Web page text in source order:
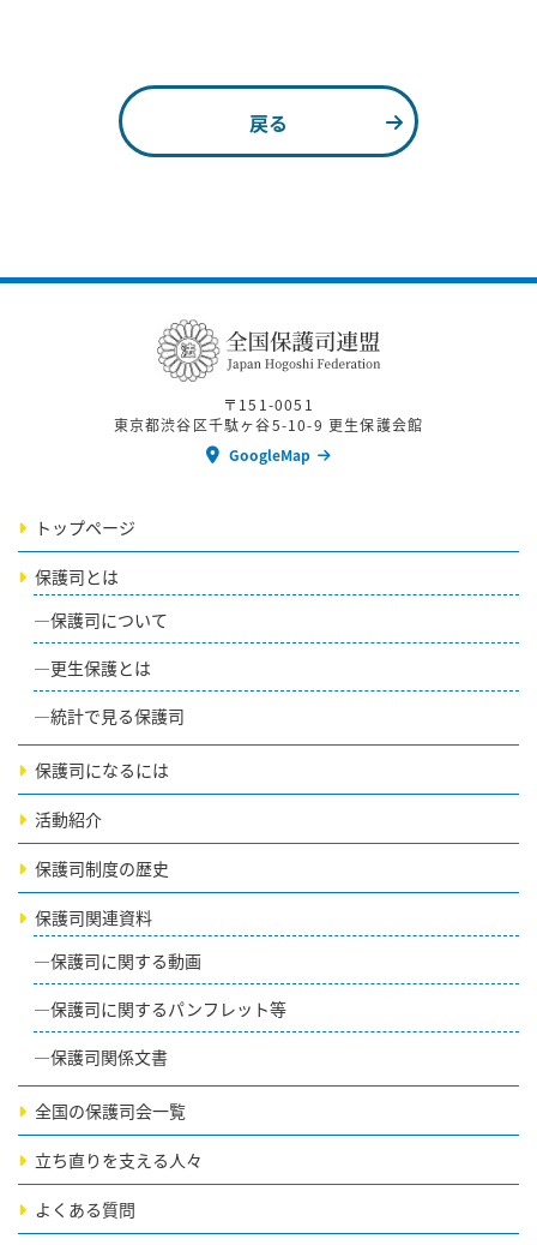
戻る
〒151-0051
東京都渋谷区千駄ヶ谷5-10-9 更生保護会館
GoogleMap
トップページ
保護司とは
保護司について
更生保護とは
統計で見る保護司
保護司になるには
活動紹介
保護司制度の歴史
保護司関連資料
保護司に関する動画
保護司に関するパンフレット等
保護司関係文書
全国の保護司会一覧
立ち直りを支える人々
よくある質問